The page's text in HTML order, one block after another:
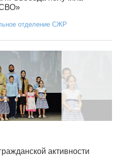
СВО»
отделение СЖР
активности